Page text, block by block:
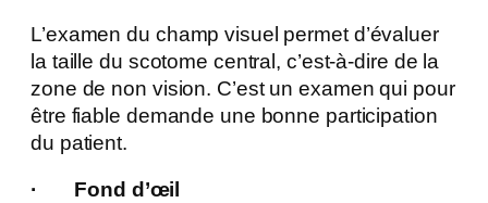
L’examen du champ visuel permet d’évaluer
la taille du scotome central, c’est-à-dire de la
zone de non vision. C’est un examen qui pour
être fiable demande une bonne participation
du patient.
· Fond d’œil